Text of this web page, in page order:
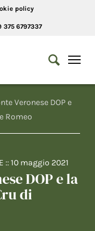
policy
375 6797337
Veronese DOP e
Romeo
::10 maggio 2021
DOP e la
di